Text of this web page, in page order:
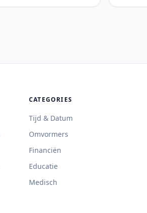
CATEGORIES
Tijd & Datum
Omvormers
Financiën
Educatie
Medisch